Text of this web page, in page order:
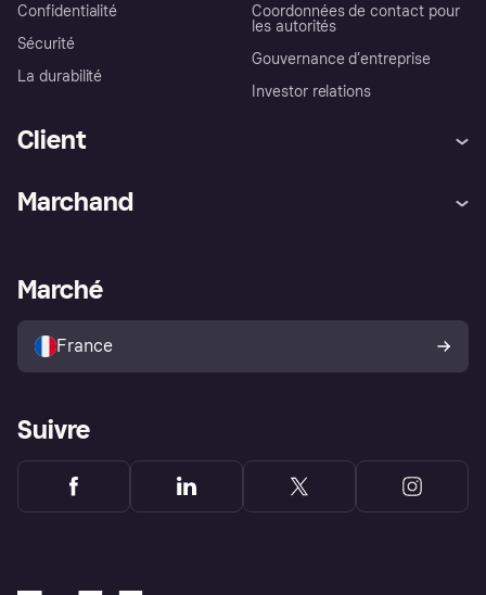
Confidentialité
Sécurité
La durabilité
Coordonnées de contact pour
les autorités
Gouvernance d’entreprise
Investor relations
Client
Explorez les magasins
Politique de protection de
l’acheteur Klarna
Marchand
Portail Marchand
Marché
France
Suivre